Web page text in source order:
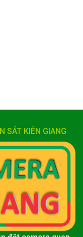
SÁT KIÊN GIANG